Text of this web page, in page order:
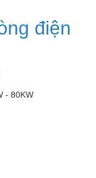
điện
- 80KW